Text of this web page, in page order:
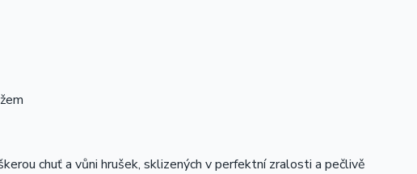
chuť a vůni hrušek, sklizených v perfektní zralosti a pečlivě